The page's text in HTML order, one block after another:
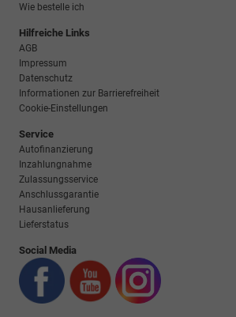
Wie bestelle ich
Hilfreiche Links
AGB
Impressum
Datenschutz
Informationen zur Barrierefreiheit
Cookie-Einstellungen
Service
Autofinanzierung
Inzahlungnahme
Zulassungsservice
Anschlussgarantie
Hausanlieferung
Lieferstatus
Social Media